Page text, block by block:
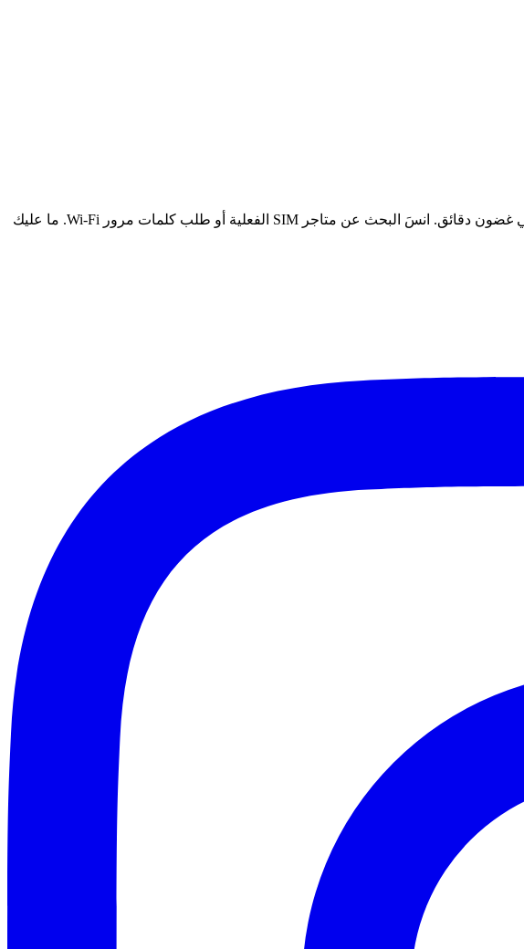
ابقَ متصلاً بينما تستكشف العالم. تغطي خطط Cellesim الرقمية لـ eSIM أكثر من 200 دولة ومنطقة وتوصلك بالإنترنت في غضون دقائق. انسَ البحث عن متاجر SIM الفعلية أو طلب كلمات مرور Wi-Fi. ما عليك